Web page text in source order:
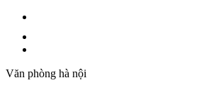
Văn phòng hà nội